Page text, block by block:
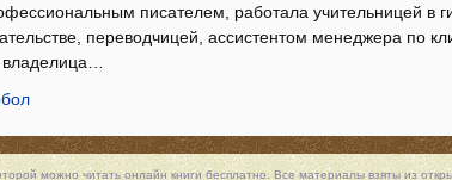
писателем, работала учительницей в
переводчицей, ассистентом менеджера по
можночитать онлайн книгибесплатно. Все материалы взяты из